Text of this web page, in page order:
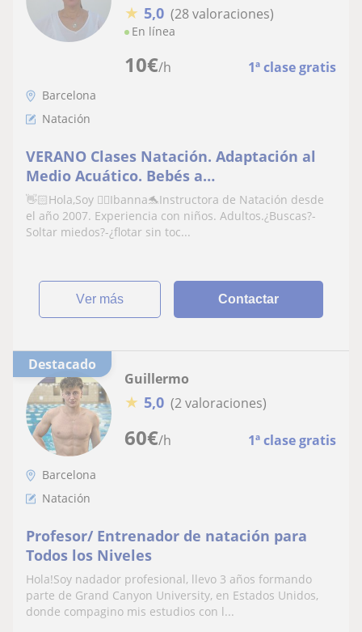
10€/h 1ª clase gratis
★ 5,0 (28 valoraciones)
En línea
Barcelona
Natación
VERANO Clases Natación. Adaptación al
Medio Acuático. Bebés a
domicilio.Técnica. Miedo al agua ¡Toda
edad y nivel!
👋🏻Hola,Soy 🙋‍♀️Ibanna🐬Instructora de Natación desde
el año 2007. Experiencia con niños. Adultos.¿Buscas?-
Soltar miedos?-¿flotar sin toc...
ver más Contactar
Destacado
60€/h 1ª clase gratis
Guillermo
★ 5,0 (2 valoraciones)
Barcelona
Natación
Profesor/ Entrenador de natación para
Todos los Niveles
Hola!Soy nadador profesional, llevo 3 años formando
parte de Grand Canyon University, en Estados Unidos,
donde compagino mis estudios con l...